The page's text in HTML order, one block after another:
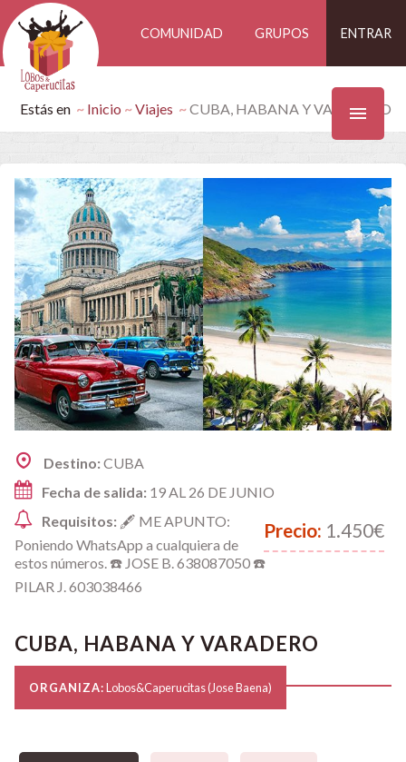
COMUNIDAD GRUPOS ENTRAR
Estás en Inicio Viajes CUBA, HABANA Y VARADERO
Destino:CUBA
Fecha de salida: 19 AL 26 DE JUNIO
Precio: 1.450€
Requisitos: 🖋️ ME APUNTO:
Poniendo WhatsApp a cualquiera de
estos números. ☎️ JOSE B. 638087050 ☎️
PILAR J. 603038466
CUBA, HABANA Y VARADERO
ORGANIZA:Lobos&Caperucitas (Jose Baena)